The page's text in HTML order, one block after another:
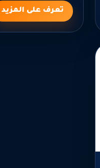
تعرف على المزيد